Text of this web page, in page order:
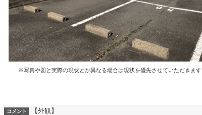
※写真や図と実際の現状とが異なる場合は現状を優先させていただきます
コメント 【外観】